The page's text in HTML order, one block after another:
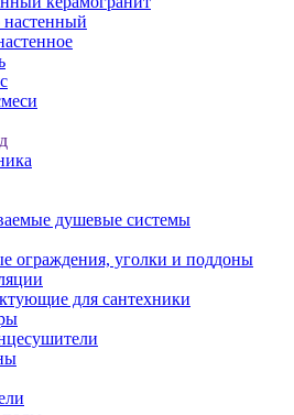
душевые системы
ограждения, уголки и поддоны
для сантехники